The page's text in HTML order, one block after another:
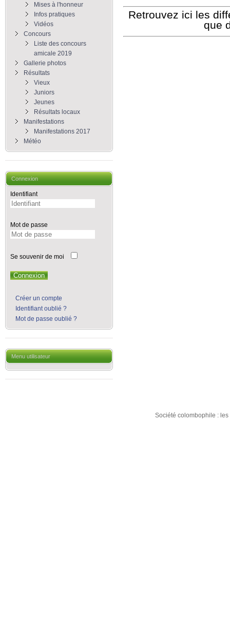
Mises à l'honneur
Infos pratiques
Vidéos
Concours
Liste des concours
amicale 2019
Gallerie photos
Résultats
Vieux
Juniors
Jeunes
Résultats locaux
Manifestations
Manifestations 2017
Météo
Connexion
Identifiant
Mot de passe
Se souvenir de moi
Connexion
Créer un compte
Identifiant oublié ?
Mot de passe oublié ?
Menu utilisateur
Retrouvez ici les
que
Société colombophile :